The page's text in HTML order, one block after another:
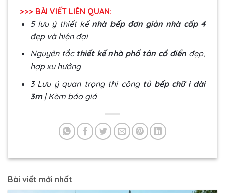
>>> BÀI VIẾT LIÊN QUAN:
5 lưu ý thiết kế nhà bếp đơn giản nhà cấp 4
đẹp và hiện đại
Nguyên tắc thiết kế nhà phố tân cổ điển đẹp,
hợp xu hướng
3 Lưu ý quan trọng thi công tủ bếp chữ i dài
3m| Kèm báo giá
Bài viết mới nhất